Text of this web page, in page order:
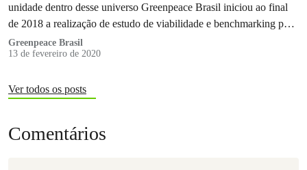
unidade dentro desse universo Greenpeace Brasil iniciou ao final
de 2018 a realização de estudo de viabilidade e benchmarking para
criação da proposta de um Observatório Nacional de Mobilidade
Urbana. Esta iniciativa teve como objetivo inicial a apresentação de
Greenpeace Brasil
13 de fevereiro de 2020
Ver todos os posts
Comentários